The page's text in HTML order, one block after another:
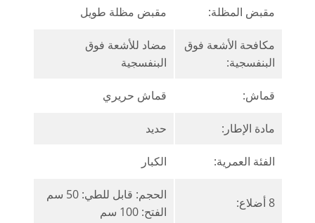
مقبض المظلة: مقبض مظلة طويل
مكافحة الأشعة فوق
البنفسجية:
مضاد للأشعة فوق
البنفسجية
قماش: قماش حريري
مادة الإطار: حديد
الفئة العمرية: الكبار
8 أضلاع:
الحجم: قابل للطي: 50 سم
الفتح: 100 سم